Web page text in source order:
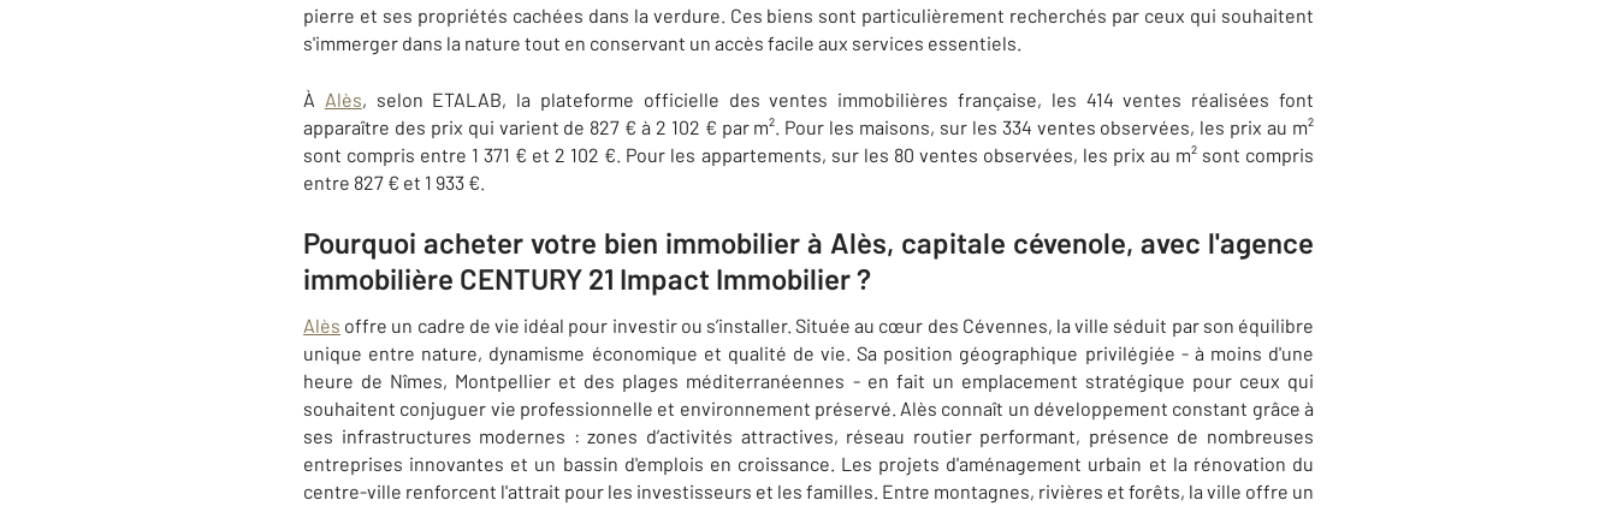
pierre et ses propriétés cachées dans la verdure. Ces biens sont particulièrement recherchés par ceux qui souhaitent
s'immerger dans la nature tout en conservant un accès facile aux services essentiels.
À Alès, selon ETALAB, la plateforme officielle des ventes immobilières française, les 414 ventes réalisées font
apparaître des prix qui varient de 827 € à 2 102 € par m². Pour les maisons, sur les 334 ventes observées, les prix au m²
sont compris entre 1 371 € et 2 102 €. Pour les appartements, sur les 80 ventes observées, les prix au m² sont compris
entre 827 € et 1 933 €.
Pourquoi acheter votre bien immobilier à Alès, capitale cévenole, avec​ l'agence
immobilière CENTURY 21 Impact Immobilier​ ?
Alès offre un cadre de vie idéal pour investir ou s’installer. Située au cœur des Cévennes, la ville séduit par son équilibre
unique entre nature, dynamisme économique et qualité de vie. Sa position géographique privilégiée - à moins d'une
heure de Nîmes, Montpellier et des plages méditerranéennes - en fait un emplacement stratégique pour ceux qui
souhaitent conjuguer vie professionnelle et environnement préservé. Alès connaît un développement constant grâce à
ses infrastructures modernes : zones d’activités attractives, réseau routier performant, présence de nombreuses
entreprises innovantes et un bassin d'emplois en croissance. Les projets d'aménagement urbain et la rénovation du
centre-ville renforcent l'attrait pour les investisseurs et les familles. Entre montagnes, rivières et forêts, la ville offre un